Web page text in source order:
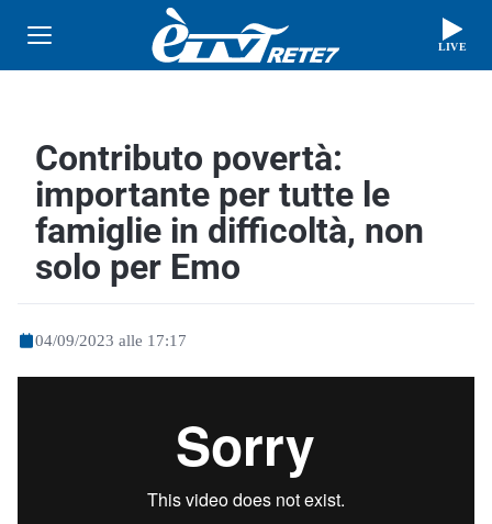
LIVE
Contributo povertà:
importante per tutte le
famiglie in difficoltà, non
solo per Emo
04/09/2023 alle 17:17